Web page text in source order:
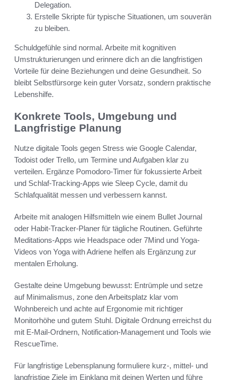
Delegation.
Erstelle Skripte für typische Situationen, um souverän
zu bleiben.
Schuldgefühle sind normal. Arbeite mit kognitiven
Umstrukturierungen und erinnere dich an die langfristigen
Vorteile für deine Beziehungen und deine Gesundheit. So
bleibt Selbstfürsorge kein guter Vorsatz, sondern praktische
Lebenshilfe.
Konkrete Tools, Umgebung und
Langfristige Planung
Nutze digitale Tools gegen Stress wie Google Calendar,
Todoist oder Trello, um Termine und Aufgaben klar zu
verteilen. Ergänze Pomodoro-Timer für fokussierte Arbeit
und Schlaf-Tracking-Apps wie Sleep Cycle, damit du
Schlafqualität messen und verbessern kannst.
Arbeite mit analogen Hilfsmitteln wie einem Bullet Journal
oder Habit-Tracker-Planer für tägliche Routinen. Geführte
Meditations-Apps wie Headspace oder 7Mind und Yoga-
Videos von Yoga with Adriene helfen als Ergänzung zur
mentalen Erholung.
Gestalte deine Umgebung bewusst: Entrümple und setze
auf Minimalismus, zone den Arbeitsplatz klar vom
Wohnbereich und achte auf Ergonomie mit richtiger
Monitorhöhe und gutem Stuhl. Digitale Ordnung erreichst du
mit E-Mail-Ordnern, Notification-Management und Tools wie
RescueTime.
Für langfristige Lebensplanung formuliere kurz-, mittel- und
langfristige Ziele im Einklang mit deinen Werten und führe